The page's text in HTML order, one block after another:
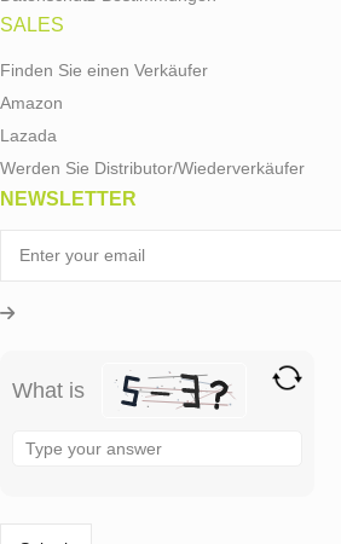
SALES
Finden Sie einen Verkäufer
Amazon
Lazada
Werden Sie Distributor/Wiederverkäufer
NEWSLETTER
What is
the